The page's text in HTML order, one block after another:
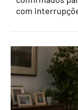
com